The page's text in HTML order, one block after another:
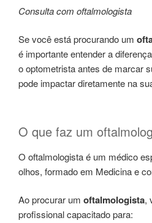
Consulta com oftalmologista
Se você está procurando um
é importante entender a
o optometrista antes de marcar
pode impactar diretamente na
O que faz um
O oftalmologista é um médico
olhos, formado em Medicina e
Ao procurar um oftalmologista,
profissional capacitado para: